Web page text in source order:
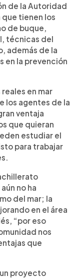
de la Autoridad
que tienen los
de buque,
técnicas del
además de la
en la prevención
en mar
los agentes de la
ventaja
que quieran
estudiar el
para trabajar
no ha
del mar; la
en el área
“por eso
nos
que
proyecto